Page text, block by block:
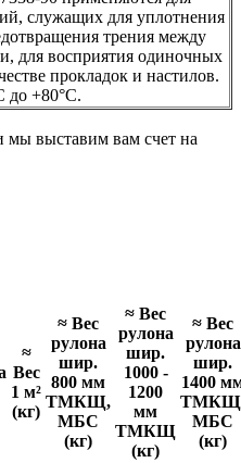
служащих для уплотнения
трения между
для восприятия одиночных
прокладок и настилов.
до +80°С.
мы выставим вам счет на
≈
Вес
1 м²
(кг)
≈ Вес
рулона
шир.
800 мм
ТМКЩ,
МБС
(кг)
≈ Вес
рулона
шир.
1000 -
1200
мм
ТМКЩ
(кг)
≈ Вес
рулона
шир.
1400
МБС
(кг)